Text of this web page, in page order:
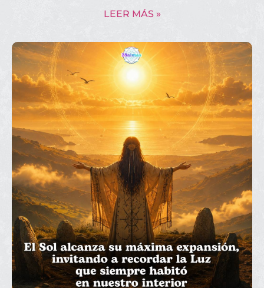
LEER MÁS »